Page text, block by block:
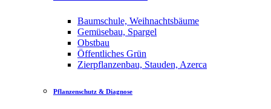
Baumschule, Weihnachtsbäume
Gemüsebau, Spargel
Obstbau
Öffentliches Grün
Zierpflanzenbau, Stauden, Azerca
Pflanzenschutz & Diagnose